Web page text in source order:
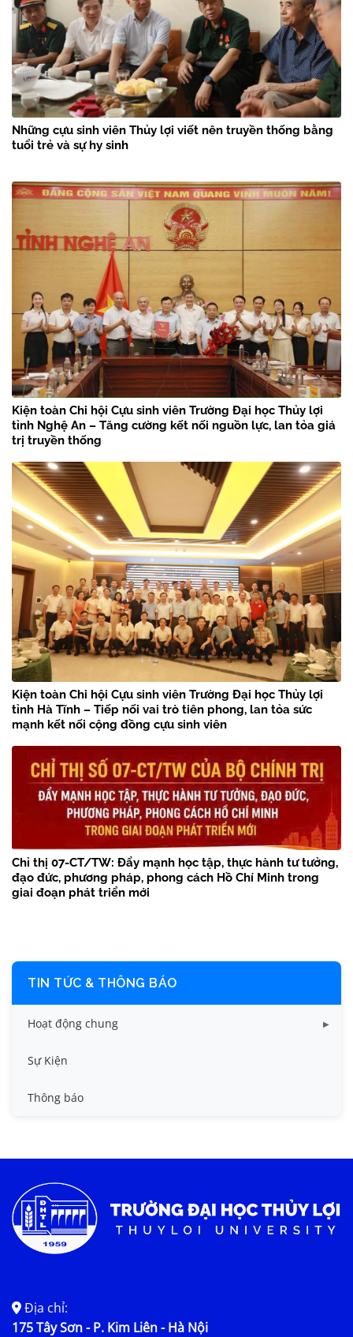
Những cựu sinh viên Thủy lợi viết nên truyền thống bằng
tuổi trẻ và sự hy sinh
Kiện toàn Chi hội Cựu sinh viên Trường Đại học Thủy lợi
tỉnh Nghệ An – Tăng cường kết nối nguồn lực, lan tỏa giá
trị truyền thống
Kiện toàn Chi hội Cựu sinh viên Trường Đại học Thủy lợi
tỉnh Hà Tĩnh – Tiếp nối vai trò tiên phong, lan tỏa sức
mạnh kết nối cộng đồng cựu sinh viên
Chỉ thị 07-CT/TW: Đẩy mạnh học tập, thực hành tư tưởng,
đạo đức, phương pháp, phong cách Hồ Chí Minh trong
giai đoạn phát triển mới
TIN TỨC & THÔNG BÁO
Hoạt động chung
Tin công tác sinh viên
Tin đào tạo
Tin tức chung
Sự Kiện
Thông báo
Địa chỉ:
175 Tây Sơn - P. Kim Liên - Hà Nội